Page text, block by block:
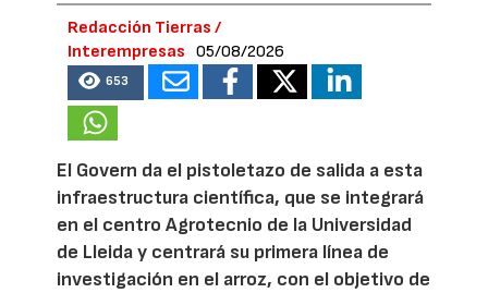
Redacción Tierras /
Interempresas
05/08/2026
653
El Govern da el pistoletazo de salida a esta
infraestructura científica, que se integrará
en el centro Agrotecnio de la Universidad
de Lleida y centrará su primera línea de
investigación en el arroz, con el objetivo de